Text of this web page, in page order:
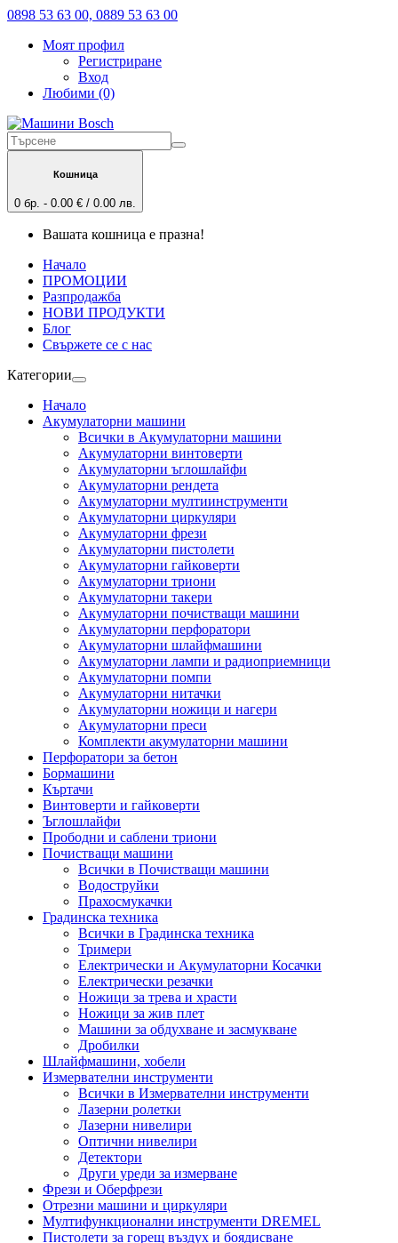
0898 53 63 00, 0889 53 63 00
Моят профил
Регистриране
Вход
Любими (0)
Кошница
0 бр. - 0.00 € / 0.00 лв.
Вашата кошница е празна!
Начало
ПРОМОЦИИ
Разпродажба
НОВИ ПРОДУКТИ
Блог
Свържете се с нас
Категории
Начало
Акумулаторни машини
Всички в Акумулаторни машини
Акумулаторни винтоверти
Акумулаторни ъглошлайфи
Акумулаторни рендета
Акумулаторни мултиинструменти
Акумулаторни циркуляри
Акумулаторни фрези
Акумулаторни пистолети
Акумулаторни гайковерти
Акумулаторни триони
Акумулаторни такери
Акумулаторни почистващи машини
Акумулаторни перфоратори
Акумулаторни шлайфмашини
Акумулаторни лампи и радиоприемници
Акумулаторни помпи
Акумулаторни нитачки
Акумулаторни ножици и нагери
Акумулаторни преси
Комплекти акумулаторни машини
Перфоратори за бетон
Бормашини
Къртачи
Винтоверти и гайковерти
Ъглошлайфи
Прободни и саблени триони
Почистващи машини
Всички в Почистващи машини
Водоструйки
Прахосмукачки
Градинска техника
Всички в Градинска техника
Тримери
Електрически и Акумулаторни Косачки
Електрически резачки
Ножици за трева и храсти
Ножици за жив плет
Машини за обдухване и засмукване
Дробилки
Шлайфмашини, хобели
Измервателни инструменти
Всички в Измервателни инструменти
Лазерни ролетки
Лазерни нивелири
Оптични нивелири
Детектори
Други уреди за измерване
Фрези и Оберфрези
Отрезни машини и циркуляри
Мултифункционални инструменти DREMEL
Пистолети за горещ въздух и боядисване